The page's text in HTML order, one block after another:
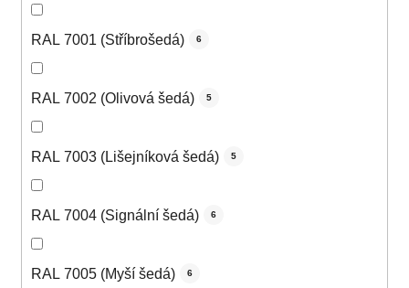
RAL 7001 (Stříbrošedá) 6
RAL 7002 (Olivová šedá) 5
RAL 7003 (Lišejníková šedá) 5
RAL 7004 (Signální šedá) 6
RAL 7005 (Myší šedá) 6